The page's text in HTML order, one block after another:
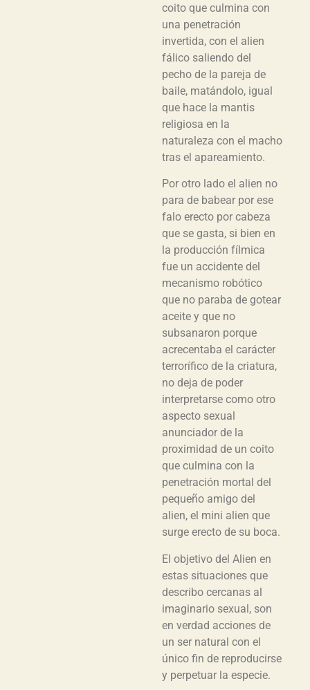
coito que culmina con
una penetración
invertida, con el alien
fálico saliendo del
pecho de la pareja de
baile, matándolo, igual
que hace la mantis
religiosa en la
naturaleza con el macho
tras el apareamiento.
Por otro lado el alien no
para de babear por ese
falo erecto por cabeza
que se gasta, si bien en
la producción fílmica
fue un accidente del
mecanismo robótico
que no paraba de gotear
aceite y que no
subsanaron porque
acrecentaba el carácter
terrorífico de la criatura,
no deja de poder
interpretarse como otro
aspecto sexual
anunciador de la
proximidad de un coito
que culmina con la
penetración mortal del
pequeño amigo del
alien, el mini alien que
surge erecto de su boca.
El objetivo del Alien en
estas situaciones que
describo cercanas al
imaginario sexual, son
en verdad acciones de
un ser natural con el
único fin de reproducirse
y perpetuar la especie.